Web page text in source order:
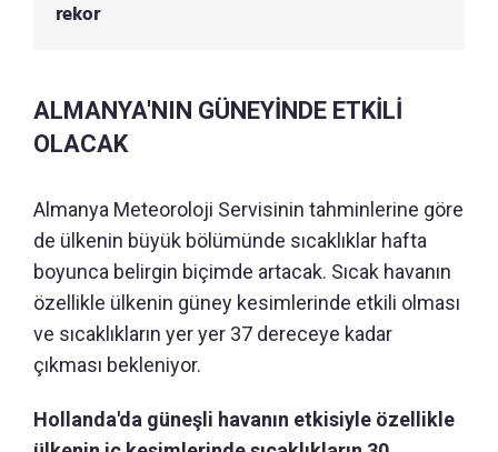
rekor
ALMANYA'NIN GÜNEYİNDE ETKİLİ
OLACAK
Almanya Meteoroloji Servisinin tahminlerine göre
de ülkenin büyük bölümünde sıcaklıklar hafta
boyunca belirgin biçimde artacak. Sıcak havanın
özellikle ülkenin güney kesimlerinde etkili olması
ve sıcaklıkların yer yer 37 dereceye kadar
çıkması bekleniyor.
Hollanda'da güneşli havanın etkisiyle özellikle